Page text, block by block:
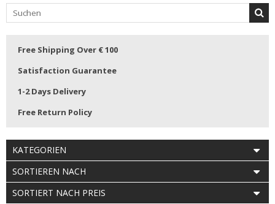
Free Shipping Over € 100
Satisfaction Guarantee
1-2 Days Delivery
Free Return Policy
KATEGORIEN
SORTIEREN NACH
SORTIERT NACH PREIS